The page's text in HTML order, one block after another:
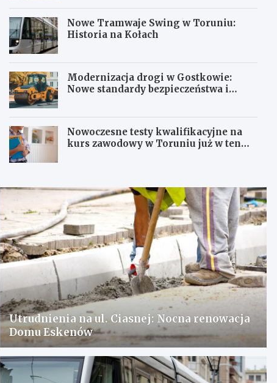
Nowe Tramwaje Swing w Toruniu:
Historia na Kołach
Modernizacja drogi w Gostkowie:
Nowe standardy bezpieczeństwa i
Nowoczesne testy kwalifikacyjne na
kurs zawodowy w Toruniu już w ten
Utrudnienia na ul. Ciasnej: Nocna renowacja
Domu Eskenów